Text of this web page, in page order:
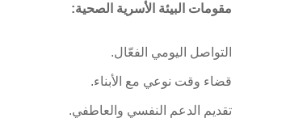
مقومات البيئة الأسرية الصحية:
التواصل اليومي الفعّال.
قضاء وقت نوعي مع الأبناء.
تقديم الدعم النفسي والعاطفي.